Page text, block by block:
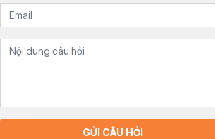
GỬI CÂU HỎI